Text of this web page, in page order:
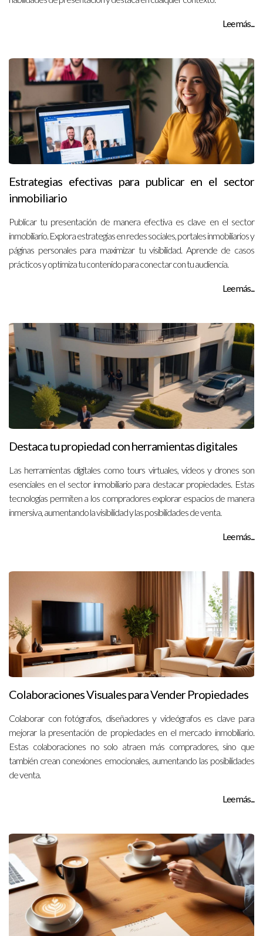
Lee más...
Estrategias efectivas para publicar en el sector
inmobiliario
Publicar tu presentación de manera efectiva es clave en el sector
inmobiliario. Explora estrategias en redes sociales, portales inmobiliarios y
páginas personales para maximizar tu visibilidad. Aprende de casos
prácticos y optimiza tu contenido para conectar con tu audiencia.
Lee más...
Destaca tu propiedad con herramientas digitales
Las herramientas digitales como tours virtuales, videos y drones son
esenciales en el sector inmobiliario para destacar propiedades. Estas
tecnologías permiten a los compradores explorar espacios de manera
inmersiva, aumentando la visibilidad y las posibilidades de venta.
Lee más...
Colaboraciones Visuales para Vender Propiedades
Colaborar con fotógrafos, diseñadores y videógrafos es clave para
mejorar la presentación de propiedades en el mercado inmobiliario.
Estas colaboraciones no solo atraen más compradores, sino que
también crean conexiones emocionales, aumentando las posibilidades
de venta.
Lee más...